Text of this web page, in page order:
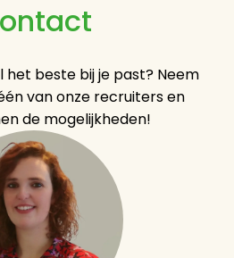
het beste bij je past? Neem
van onze recruiters en
de mogelijkheden!